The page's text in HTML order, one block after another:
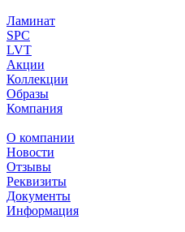
Ламинат
SPC
LVT
Акции
Коллекции
Образы
Компания
О компании
Новости
Отзывы
Реквизиты
Документы
Информация